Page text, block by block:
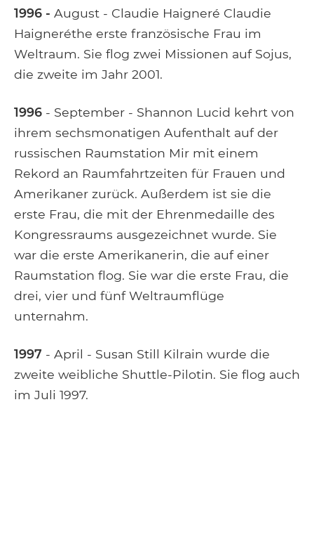
1996 - August - Claudie Haigneré Claudie
Haigneréthe erste französische Frau im
Weltraum. Sie flog zwei Missionen auf Sojus,
die zweite im Jahr 2001.
1996 - September - Shannon Lucid kehrt von
ihrem sechsmonatigen Aufenthalt auf der
russischen Raumstation Mir mit einem
Rekord an Raumfahrtzeiten für Frauen und
Amerikaner zurück. Außerdem ist sie die
erste Frau, die mit der Ehrenmedaille des
Kongressraums ausgezeichnet wurde. Sie
war die erste Amerikanerin, die auf einer
Raumstation flog. Sie war die erste Frau, die
drei, vier und fünf Weltraumflüge
unternahm.
1997 - April - Susan Still Kilrain wurde die
zweite weibliche Shuttle-Pilotin. Sie flog auch
im Juli 1997.